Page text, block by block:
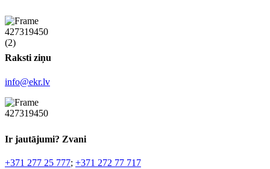
Raksti ziņu
info@ekr.lv
Ir jautājumi? Zvani
+371 277 25 777; +371 272 77 717